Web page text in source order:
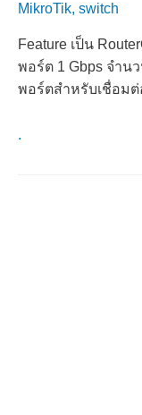
MikroTik, switch
Feature เป็น
พอร์ต 1 Gbps จำน
พอร์ตสำหรับเชื่อม
.